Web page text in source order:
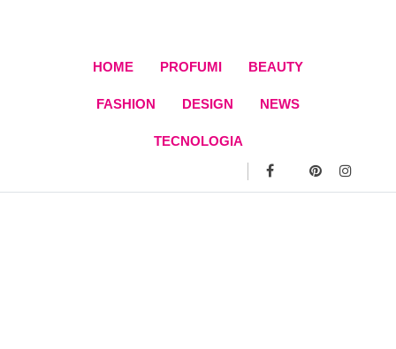
HOME PROFUMI BEAUTY
FASHION DESIGN NEWS
TECNOLOGIA